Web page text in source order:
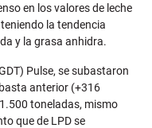
en los valores de leche
la tendencia
y la grasa anhidra.
Pulse, se subastaron
anterior (+316
toneladas, mismo
que de LPD se